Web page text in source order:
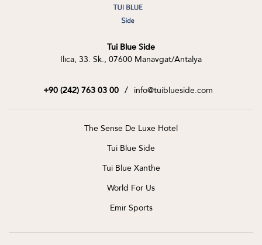
Tui Blue Side
Ilıca, 33. Sk., 07600 Manavgat/Antalya
+90 (242) 763 03 00 / info@tuiblueside.com
The Sense De Luxe Hotel
Tui Blue Side
Tui Blue Xanthe
World For Us
Emir Sports